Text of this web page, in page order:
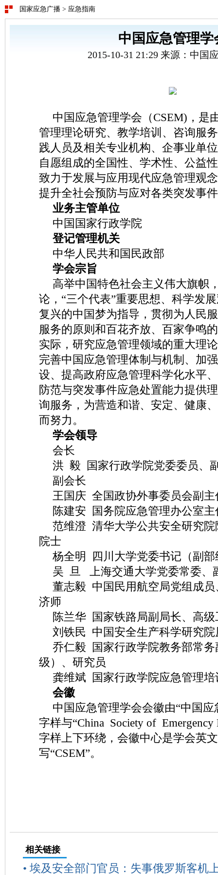
国家应急广播 > 应急指南
中国应急管理学
2015-10-31 21:29 来源：中国
中国应急管理学会（CSEM)，是
管理理论研究、教学培训、咨询服
践人员及相关专业机构、企事业单
自愿组成的全国性、学术性、公益
致力于发展与应用现代应急管理观
提升全社会预防与应对各类突发事
业务主管单位
中国国家行政学院
登记管理机关
中华人民共和国民政部
学会宗旨
高举中国特色社会主义伟大旗帜
论，“三个代表”重要思想、科学发
复兴的中国梦为指导，贯彻为人民
服务的原则和百花齐放、百家争鸣
实际，研究应急管理领域的重大理
完善中国应急管理体制与机制、加
设、提高政府应急管理科学化水平
防范与突发事件应急处置能力提供
询服务，为营造和谐、安定、健康
而努力。
学会领导
会长
洪 毅 国家行政学院党委委员、
副会长
王国庆 全国政协外事委员会副主
陈建安 国务院应急管理办公室主
范维澄 清华大学公共安全研究
院士
杨全明 四川大学党委书记（副部
吴 旦 上海交通大学党委常委、
董志毅 中国民用航空局党组成
济师
陈兰华 国家铁路局副局长、高级
刘铁民 中国安全生产科学研究
乔仁毅 国家行政学院教务部常
级）、研究员
龚维斌 国家行政学院应急管理
会徽
中国应急管理学会会徽由“中国应
字样与“China Society of Emergency
字样上下环绕，会徽中心是学会英
写“CSEM”。
相关链接
• 埃及安全部门官员：失事俄罗斯客机